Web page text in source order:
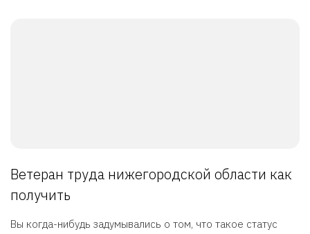
Ветеран труда нижегородской области как
получить
Вы когда-нибудь задумывались о том, что такое статус